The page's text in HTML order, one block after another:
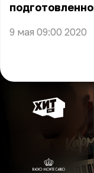
9 мая 09:00 2020